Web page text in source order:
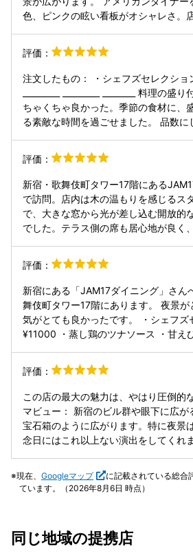
色、ピンクの眩い看板がオシャレさ。
ッチンになってて、作ってる様子など
すね。窓際の席なら新宿の絶景を楽し
を使った料理が楽しめます! ・窯焼き氷冷18ヶ月熟成メイク
イーン パルミジャーノ・レッジャー
成したメイクイーンをを釜焼きした上
レッジャーノのムースっぽい泡が乗っ
ミー程よい塩味でメイクイーンに相性
リーブを刻んでオイルにつけたペース
が楽しいです。 フーガスというオリー
パンはサクサクとした食感で香ばしく
乗ってるチーズをつけて食べるととても
グロのカルパッチョ チコリフゼのサ
酢つけてあるマグロにカラスミを削っ
チョ。シャキシャキとしたチコリフリ
風味が鼻を抜けていきます。 ・真鯛のピカタ サルサンチリ
アーナ 真鯛を卵で包んで石窯で焼いた
た身が美味しく噛む度に旨味を感じま
味が個人的に好み。ほうれん草のソテ
鯛につけていただくとバジルの爽やか
が鯛の旨味を上手くまとめあげてくれ
そうに見えるけど、辛さはほぼないです ・国産くちどけ
ポークの塩ラグーパスタ 群馬県産の加
みニンニクと一緒に、煮込んだラグー
かけたメニュー。弾力のある麺とニン
味が凝縮されたラグーソースとの相性
しい。崩して食べるとパリッとした食
パン(フォカッチャ) ふわふわ食感で、
400℃で旨味を閉じ込めた国産牛ロー
評価：
注文したもの： ・シェフズセレクシ
ちゃくちゃ良かった。季節の食材に、
る素敵な時間を過ごせました。 品数にしては料理の量があっ
れて1万円ならコスパは良い方。 家族連れ、デート、観光の
方と色んな方が利用してたし、私も家
思った！ 今回のコースで一番美味しかったのはレモン香る海
鮮塩ラグーパスタと、ステーキ、メロンの
トが本当に可愛くて美味しくて😩❤︎細
見えるお店で本当に良かったです。 改めてなかなか量あるの
で、パンおかわり自由だけど欲張り注
評価：
新宿・歌舞伎町タワー17階にある
で訪問。店内は木の温もりを感じるス
で、大きな窓から光が差し込む開放的
でした。テラス側の席も居心地が良く
に作られていて、特に雲丹のクリーム
高原牛の石窯グリルが印象的でした。
しく、味のバランスも良く満足度が高いです。 デ
のバシュランも華やかで、最後までし
サービスも丁寧で居心地が良く、特別
と思えるお店です。
評価：
新宿にある「JAM17ダイニング」さん
舞伎町タワー17階にあります。 夜景
気がとても良かったです。 ・シェフズセレクションディナー
¥11000 ・蒸し鶏のツナソース ・甘えびのタルタル アボカ
て ・アクアパッツァ カルトッチョス
ームパスタ ・400℃で旨みを閉じ込め
牛ロース肉の石窯グリル ・桜のバシュ
ーヒーor紅茶 ・パン ・ピンクレモネード¥1300 ・カシスブ
ラッドオレンジ¥1300 どのお料理もとても美味しいのです
が、目を引いたのがアクアパッツァ。
スタッフさんがハサミでカット。 ふわ
た。 メインのお肉は、400度の石窯で焼いています。とても
柔らかくて美味しい。 塩、胡椒、ソー
評価：
この店の最大の魅力は、やはり圧倒的
マビュー： 新宿のビル群や眼下に広
宝石箱のように広がります。特に夜景
念日にはこれ以上ない演出をしてくれます。 • 空間
歌舞伎町という土地柄、もっとギラギ
ちですが、実際には非常に洗練された
たステーキやグリル料理は、この店の
現在、 Googleマップ
に記載されている総合
ています。（2026年8月6日 時点）
同じ地域の提携店